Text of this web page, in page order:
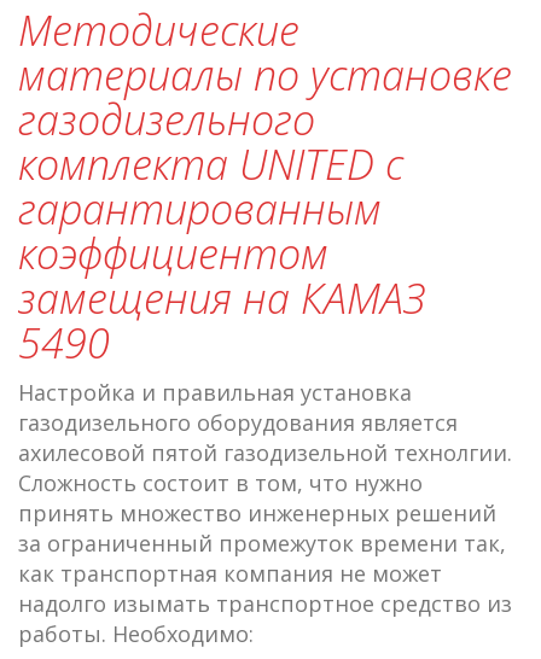
Методические
материалы по установке
газодизельного
комплекта UNITED с
гарантированным
коэффициентом
замещения на КАМАЗ
5490
Настройка и правильная установка
газодизельного оборудования является
ахилесовой пятой газодизельной технолгии.
Сложность состоит в том, что нужно
принять множество инженерных решений
за ограниченный промежуток времени так,
как транспортная компания не может
надолго изымать транспортное средство из
работы. Необходимо: